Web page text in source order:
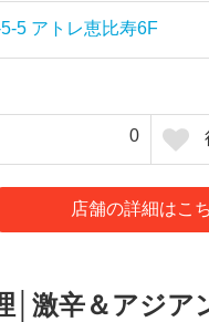
5 アトレ恵比寿6F
0
店舗の詳細はこ
│激辛＆アジア